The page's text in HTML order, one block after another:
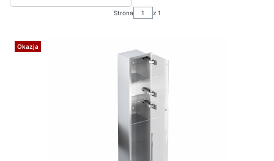
Strona z 1
Okazja